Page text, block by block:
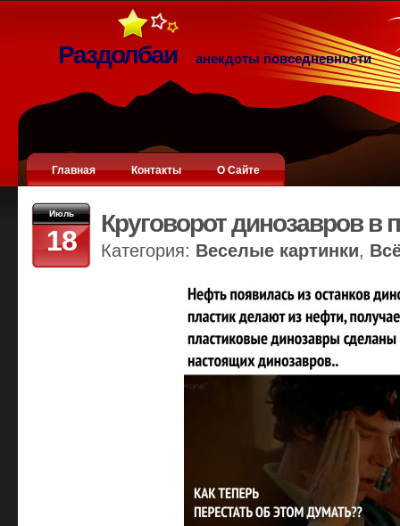
Раздолбаи анекдоты повседневности
Главная Контакты О Сайте
Июль
18
Круговорот динозавров в
Категория: Веселые картинки,